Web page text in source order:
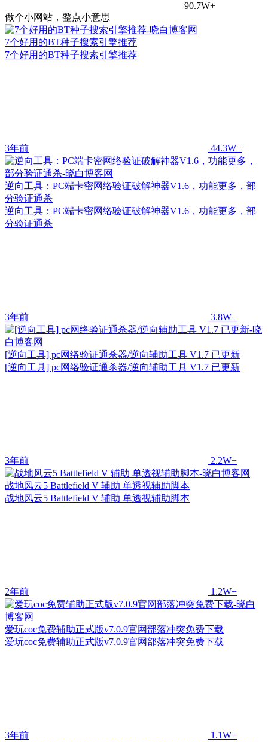
90.7W+
做个小网站，整点小意思
7个好用的BT种子搜索引擎推荐
7个好用的BT种子搜索引擎推荐
3年前 44.3W+
逆向工具：PC端卡密网络验证破解神器V1.6，功能更多，部
分验证通杀
逆向工具：PC端卡密网络验证破解神器V1.6，功能更多，部
分验证通杀
3年前 3.8W+
[逆向工具] pc网络验证通杀器/逆向辅助工具 V1.7 已更新
[逆向工具] pc网络验证通杀器/逆向辅助工具 V1.7 已更新
3年前 2.2W+
战地风云5 Battlefield V 辅助 单透视辅助脚本
战地风云5 Battlefield V 辅助 单透视辅助脚本
2年前 1.2W+
爱玩coc免费辅助正式版v7.0.9官网部落冲突免费下载
爱玩coc免费辅助正式版v7.0.9官网部落冲突免费下载
3年前 1.1W+